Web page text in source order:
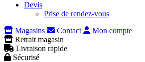
Devis
Prise de rendez-vous
Magasins
Contact
Mon compte
Retrait magasin
Livraison rapide
Sécurisé